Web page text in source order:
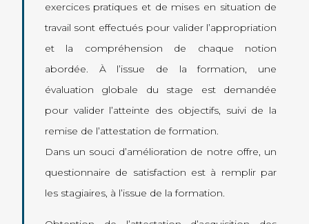
exercices pratiques et de mises en situation de
travail sont effectués pour valider l’appropriation
et la compréhension de chaque notion
abordée. À l’issue de la formation, une
évaluation globale du stage est demandée
pour valider l’atteinte des objectifs, suivi de la
remise de l’attestation de formation.
Dans un souci d’amélioration de notre offre, un
questionnaire de satisfaction est à remplir par
les stagiaires, à l’issue de la formation.